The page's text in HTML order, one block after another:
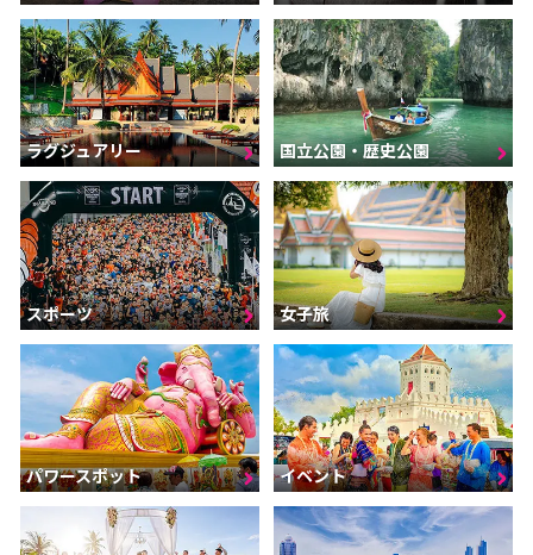
ラグジュアリー 国立公園・歴史公園
スポーツ 女子旅
パワースポット イベント